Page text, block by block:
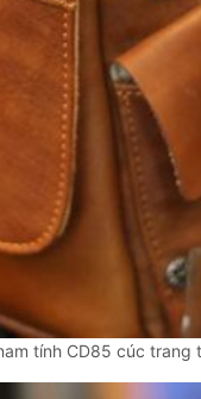
tính CD85 cúc trang